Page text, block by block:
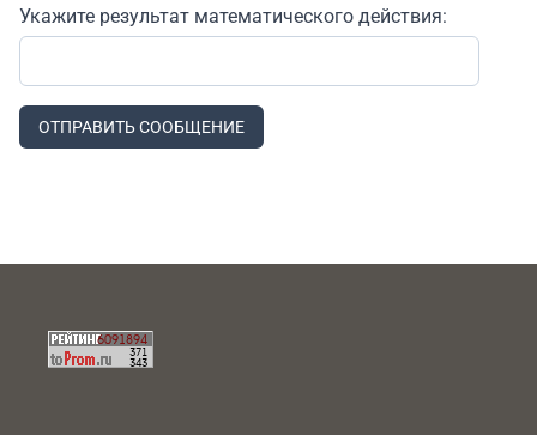
Укажите результат математического действия:
ОТПРАВИТЬ СООБЩЕНИЕ